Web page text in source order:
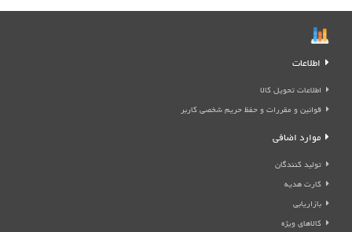
اطلاعات
اطلاعات تحویل کالا
قوانین و مقررات و حفظ حریم شخصی کاربر
موارد اضافی
تولید کنندگان
کارت هدیه
بازاریابی
کالاهای ویژه